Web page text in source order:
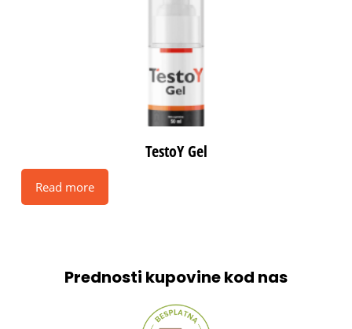
TestoY Gel
Read more
Prednosti kupovine kod nas